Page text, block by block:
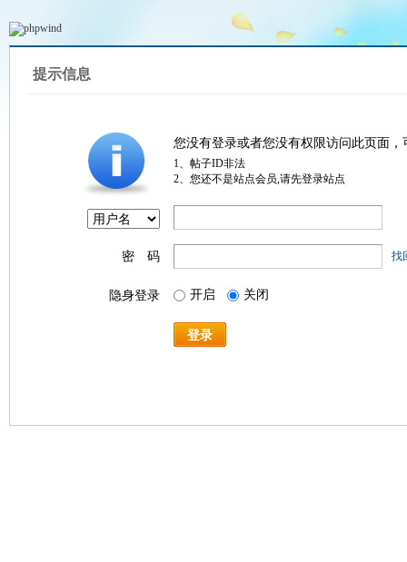
提示信息
您没有登录或者您没有权限访问此页面
1、帖子ID非法
2、您还不是站点会员,请先登录站点
密 码 找
隐身登录 开启 关闭
登录